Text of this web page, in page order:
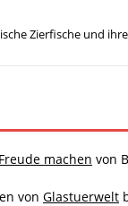
Zierfische und
machen von
von Glastuerwelt